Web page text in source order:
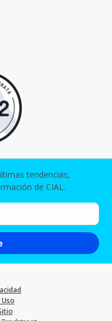
tendencias,
de CIAL.​